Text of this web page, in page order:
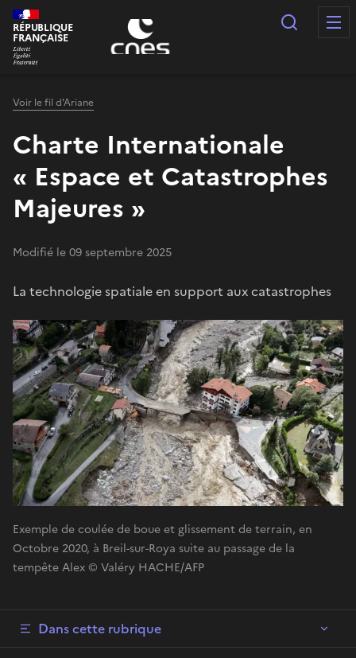
Panneau de gestion des cookies
RÉPUBLIQUE
FRANÇAISE
Voir le fil d'Ariane
Charte Internationale
« Espace et Catastrophes
Majeures »
Modifié le 09 septembre 2025
La technologie spatiale en support aux catastrophes
Exemple de coulée de boue et glissement de terrain, en
Octobre 2020, à Breil-sur-Roya suite au passage de la
tempête Alex © Valéry HACHE/AFP
Dans cette rubrique